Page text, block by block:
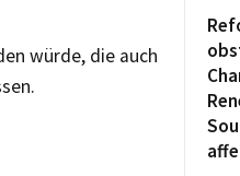
würde, die auch